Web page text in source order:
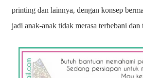
printing dan lainnya, dengan konsep
jadi anak-anak tidak merasa terbebani dan